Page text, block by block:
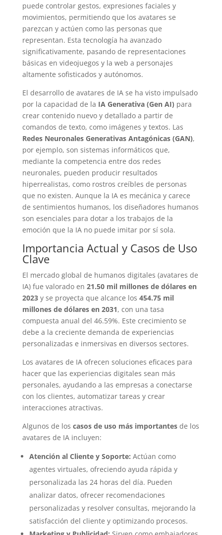
puede controlar gestos, expresiones faciales y
movimientos, permitiendo que los avatares se
parezcan y actúen como las personas que
representan. Esta tecnología ha avanzado
significativamente, pasando de representaciones
básicas en videojuegos y la web a personajes
altamente sofisticados y autónomos.
El desarrollo de avatares de IA se ha visto impulsado
por la capacidad de la IA Generativa (Gen AI) para
crear contenido nuevo y detallado a partir de
comandos de texto, como imágenes y textos. Las
Redes Neuronales Generativas Antagónicas (GAN),
por ejemplo, son sistemas informáticos que,
mediante la competencia entre dos redes
neuronales, pueden producir resultados
hiperrealistas, como rostros creíbles de personas
que no existen. Aunque la IA es mecánica y carece
de sentimientos humanos, los diseñadores humanos
son esenciales para dotar a los trabajos de la
emoción que la IA no puede imitar por sí sola.
Importancia Actual y Casos de Uso
Clave
El mercado global de humanos digitales (avatares de
IA) fue valorado en 21.50 mil millones de dólares en
2023y se proyecta que alcance los 454.75 mil
millones de dólares en 2031, con una tasa
compuesta anual del 46.59%. Este crecimiento se
debe a la creciente demanda de experiencias
personalizadas e inmersivas en diversos sectores.
Los avatares de IA ofrecen soluciones eficaces para
hacer que las experiencias digitales sean más
personales, ayudando a las empresas a conectarse
con los clientes, automatizar tareas y crear
interacciones atractivas.
Algunos de los casos de uso más importantesde los
avatares de IA incluyen:
Atención al Cliente y Soporte: Actúan como
agentes virtuales, ofreciendo ayuda rápida y
personalizada las 24 horas del día. Pueden
analizar datos, ofrecer recomendaciones
personalizadas y resolver consultas, mejorando la
satisfacción del cliente y optimizando procesos.